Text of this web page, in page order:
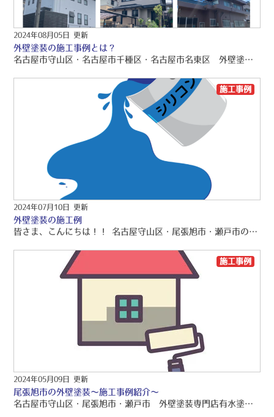
2024年08月05日 更新
外壁塗装の施工事例とは？
名古屋市守山区・名古屋市千種区・名古屋市名東区 外壁塗装専門店有水塗装店の外壁塗装ブログをお読みくださり、誠にありがとうございますo(〃＾▽＾〃)o? 名古屋市守山区・名古屋市千種区・名古屋市名東区を中心に、品質保証の外壁塗装・屋根塗装・雨漏り工事をご提供しております！！ 引き続きブログをお読みいただき、より良い外壁塗装・屋根塗装・雨漏り工事にして頂きたいです(/≧▽≦)/? こんにちは
2024年07月10日 更新
外壁塗装の施工例
皆さま、こんにちは！！ 名古屋守山区・尾張旭市・瀬戸市の屋根・外壁塗装専門店、有水塗装店の幸山です(*'ω'*) いつもブログをお読みいただき、ありがとうございますm(_ _"m) 外壁塗装の施工事例を探している方にとって、 どのような塗装が実際に行われているのか、そしてその効果や仕上がりが気になるポイントだと思います(｀・ω・´) このブログでは、2024年最新の外壁塗装の施工事例を詳しく紹介します。 この記事を読むと、尾張旭市で行われた具体的な施工事例とその詳細、使用した塗料や工法について理解することができます！♬ また、施工前後のビフォーアフターの写真を通じて、実際の仕上がりを確認することも可能です。 屋根塗装・外壁塗装を検討中の方はぜひ最後まで読んでみてください！ 外壁塗装の施工事例 外壁塗装の施工種類 外壁塗装にはさまざまな種類がありますが、 ここでは2024年に尾張旭市で実際に行われた施工事例を紹介します。 各施工種類について、その特徴やメリット、デメリットを詳しく見ていきましょう(*‘ω‘ *) 施工事例1: シリコン塗料による外壁塗装 概要 尾張旭市にあるアパートの外壁にシリコン塗料を使用した施工事例です。 シリコン塗料は耐久性が高く、価格も比較的手頃なため、多くの住宅で採用されています。 施工内容 まず、高圧洗浄で外壁の汚れをしっかりと落とし、下地処理を行いました。 その後、下塗り、中塗り、上塗りの3回塗装を行い、均一で美しい仕上がりを実現しました。 使用した塗料 シリコン塗料（アステック スーパーラジカルGH 色：ウィザードコッパー） 施工後の状態 鮮やかな色が蘇り、ひび割れも完全に修復されました。 お客様からは「新築のように綺麗になった」と喜ばれました。 施工事例2: フッ素塗料による外壁塗装 概要 尾張旭市内の物件にフッ素塗料を使用した施工事例です。 フッ素塗料は耐候性が非常に高く、長期間美しさを保つことができます。 施工内容 高圧洗浄でカビや苔を完全に除去し、下地処理を徹底的に行いました。 フッ素塗料を使用して、下塗り、中塗り、上塗りの3回塗装を実施しました。 使用した塗料 フッ素塗料（アステック フッ素REVO 色：ウィザードコッパー） 施工後の状態 耐候性に優れたフッ素塗料の効果で、長期間美しい外観を維持できる仕上がりとなりました。 お客様からは「長持ちする塗装で安心」との声をいただきました。 まとめ 2024年に尾張旭市で行われた外壁塗装の施工事例を紹介しました。 シリコン塗料やフッ素塗料など、各塗料の特徴や施工の流れを詳しく解説しました。 実際の施工事例を通じて、外壁塗装の重要性やその効果を理解いただけたのではないでしょうか(/・ω・)/ 本日も名古屋市守山区・尾張旭市・瀬戸市 外壁塗装専門店有水塗装店の外壁塗装ブログをお読みくださり、誠に有難うございました(❀ᴗ͈ˬᴗ͈) ⁾⁾ 外壁塗装のご質問等がございましたらお気軽に名古屋市守山区・尾張旭市・瀬戸市市 外壁塗装専門店有水塗装店へお問い合わせください。 ⇩施工事例⇩ https://arimizutoso.jp/works/19953/ ⇩営業時間は9時00分～17時00分⇩ 0120-716-710 ⇩お見積りは無料で行っておりますのでお気軽にお問い合わせください♪(❛ᴗ❛ و(و˚˙ [contact-form-7 id="1253" title="お見積り・お問い合わせフォーム"]
施工事例
2024年05月09日 更新
尾張旭市の外壁塗装～施工事例紹介～
名古屋市守山区・尾張旭市・瀬戸市 外壁塗装専門店有水塗装店の外壁塗装ブログをお読みくださり、誠にありがとうございますo(〃＾▽＾〃)o? 名古屋市守山区・尾張旭市・瀬戸市を中心に、品質保証の外壁塗装・屋根塗装・雨漏り工事をご提供しております！！ 引き続きブログをお読みいただき、より良い外壁塗装・屋根塗装・雨漏り工事にして頂きたいです(/≧▽≦)/? 地域別で施工事例をご紹介していきますo(*￣︶￣*)o 今回は尾張旭市で施工した現場になります
施工事例